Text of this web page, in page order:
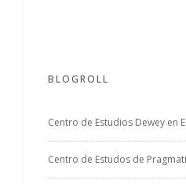
BLOGROLL
Centro de Estudios Dewey en
Centro de Estudos de